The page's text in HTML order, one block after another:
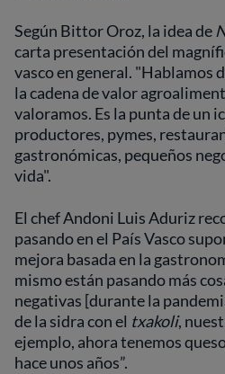
Según Bittor Oroz, la idea de
carta presentación del
vasco en general. "Hablamos
la cadena de valor
valoramos. Es la punta de un
productores, pymes,
gastronómicas, pequeños
vida".
El chef Andoni Luis Aduriz
pasando en el País Vasco
mejora basada en la
mismo están pasando más
negativas [durante la
de la sidra con el txakoli,
ejemplo, ahora tenemos
hace unos años”.